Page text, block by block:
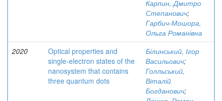
Карпин, Дмитро
Степанович;
Гарбич-Мошора,
Ольга Романівна
2020
Optical properties and
single-electron states of the
nanosystem that contains
three quantum dots
Білинський, Ігор
Васильович;
Голльський,
Віталій
Богданович;